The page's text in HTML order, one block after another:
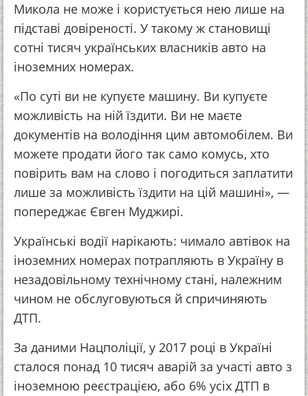
Микола не може і користується нею лише на
підставі довіреності. У такому ж становищі
сотні тисяч українських власників авто на
іноземних номерах.
«По суті ви не купуєте машину. Ви купуєте
можливість на ній їздити. Ви не маєте
документів на володіння цим автомобілем. Ви
можете продати його так само комусь, хто
повірить вам на слово і погодиться заплатити
лише за можливість їздити на цій машині», —
попереджає Євген Муджирі.
Українські водії нарікають: чимало автівок на
іноземних номерах потрапляють в Україну в
незадовільному технічному стані, належним
чином не обслуговуються й спричиняють
ДТП.
За даними Нацполіції, у 2017 році в Україні
сталося понад 10 тисяч аварій за участі авто з
іноземною реєстрацією, або 6% усіх ДТП в